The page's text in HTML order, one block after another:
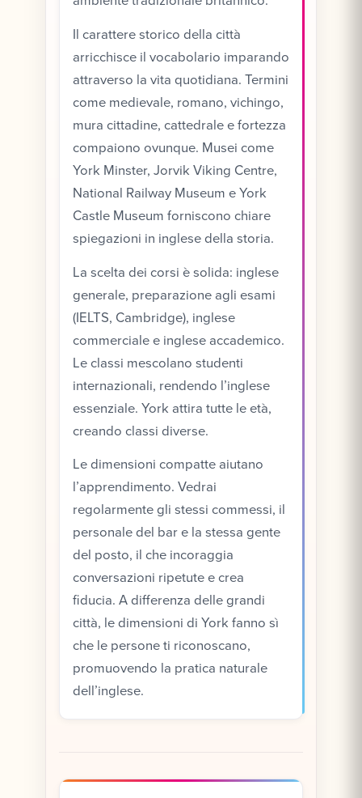
Il carattere storico della città
arricchisce il vocabolario imparando
attraverso la vita quotidiana. Termini
come medievale, romano, vichingo,
mura cittadine, cattedrale e fortezza
compaiono ovunque. Musei come
York Minster, Jorvik Viking Centre,
National Railway Museum e York
Castle Museum forniscono chiare
spiegazioni in inglese della storia.
La scelta dei corsi è solida: inglese
generale, preparazione agli esami
(IELTS, Cambridge), inglese
commerciale e inglese accademico.
Le classi mescolano studenti
internazionali, rendendo l’inglese
essenziale. York attira tutte le età,
creando classi diverse.
Le dimensioni compatte aiutano
l’apprendimento. Vedrai
regolarmente gli stessi commessi, il
personale del bar e la stessa gente
del posto, il che incoraggia
conversazioni ripetute e crea
fiducia. A differenza delle grandi
città, le dimensioni di York fanno sì
che le persone ti riconoscano,
promuovendo la pratica naturale
dell’inglese.